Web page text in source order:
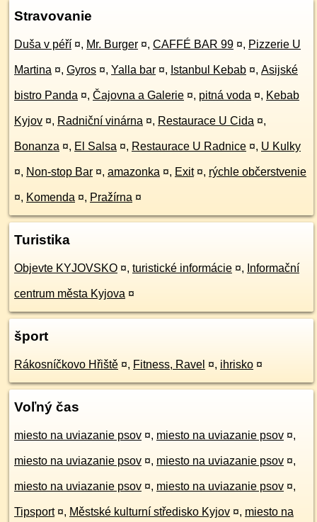
Stravovanie
Duša v péří ¤, Mr. Burger ¤, CAFFÉ BAR 99 ¤, Pizzerie U
Martina ¤, Gyros ¤, Yalla bar ¤, Istanbul Kebab ¤, Asijské
bistro Panda ¤, Čajovna a Galerie ¤, pitná voda ¤, Kebab
Kyjov ¤, Radniční vinárna ¤, Restaurace U Cida ¤,
Bonanza ¤, El Salsa ¤, Restaurace U Radnice ¤, U Kulky
¤, Non-stop Bar ¤, amazonka ¤, Exit ¤, rýchle občerstvenie
¤, Komenda ¤, Pražírna ¤
Turistika
Objevte KYJOVSKO ¤, turistické informácie ¤, Informační
centrum města Kyjova ¤
šport
Rákosníčkovo Hřiště ¤, Fitness, Ravel ¤, ihrisko ¤
Voľný čas
miesto na uviazanie psov ¤, miesto na uviazanie psov ¤,
miesto na uviazanie psov ¤, miesto na uviazanie psov ¤,
miesto na uviazanie psov ¤, miesto na uviazanie psov ¤,
Tipsport ¤, Městské kulturní středisko Kyjov ¤, miesto na